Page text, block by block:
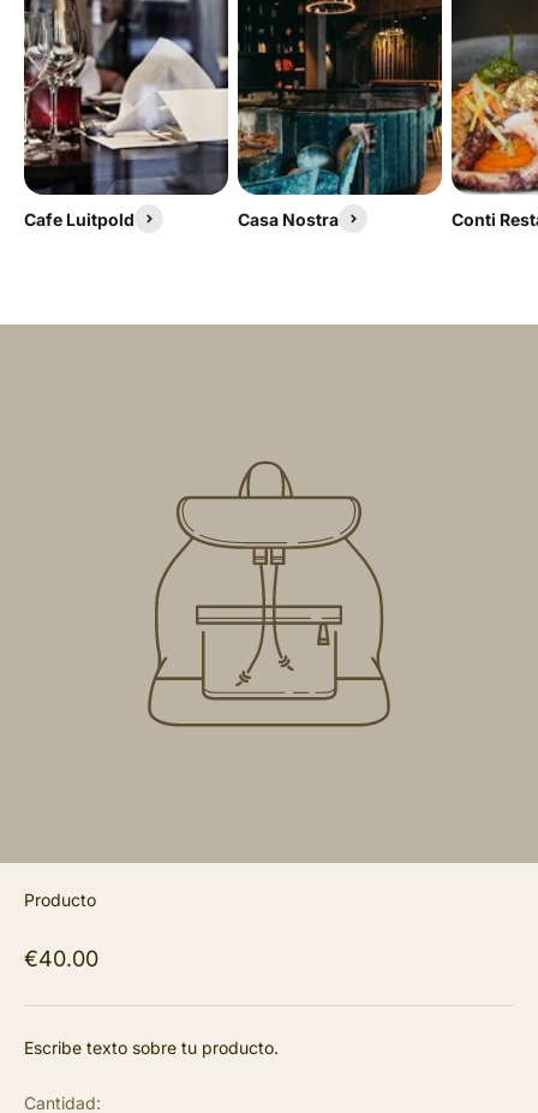
Cafe Luitpold Casa Nostra Conti
Producto
€40.00
Escribe texto sobre tu producto.
Cantidad: